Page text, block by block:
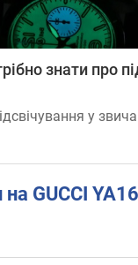
знати про
у
на GUCCI